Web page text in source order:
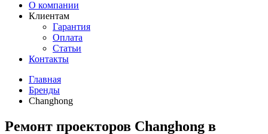
О компании
Клиентам
Гарантия
Оплата
Статьи
Контакты
Главная
Бренды
Changhong
Ремонт проекторов Changhong в